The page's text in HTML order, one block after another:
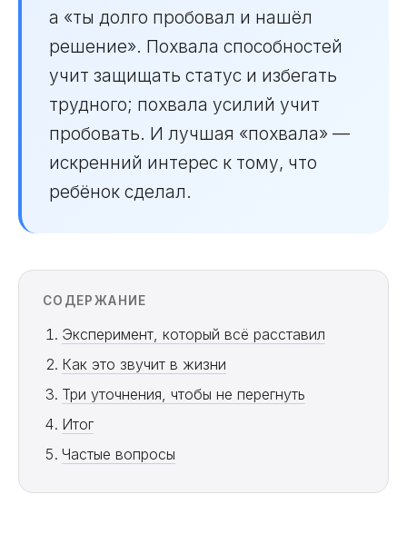
а «ты долго пробовал и нашёл
решение». Похвала способностей
учит защищать статус и избегать
трудного; похвала усилий учит
пробовать. И лучшая «похвала» —
искренний интерес к тому, что
ребёнок сделал.
СОДЕРЖАНИЕ
Эксперимент, который всё расставил
Как это звучит в жизни
Три уточнения, чтобы не перегнуть
Итог
Частые вопросы